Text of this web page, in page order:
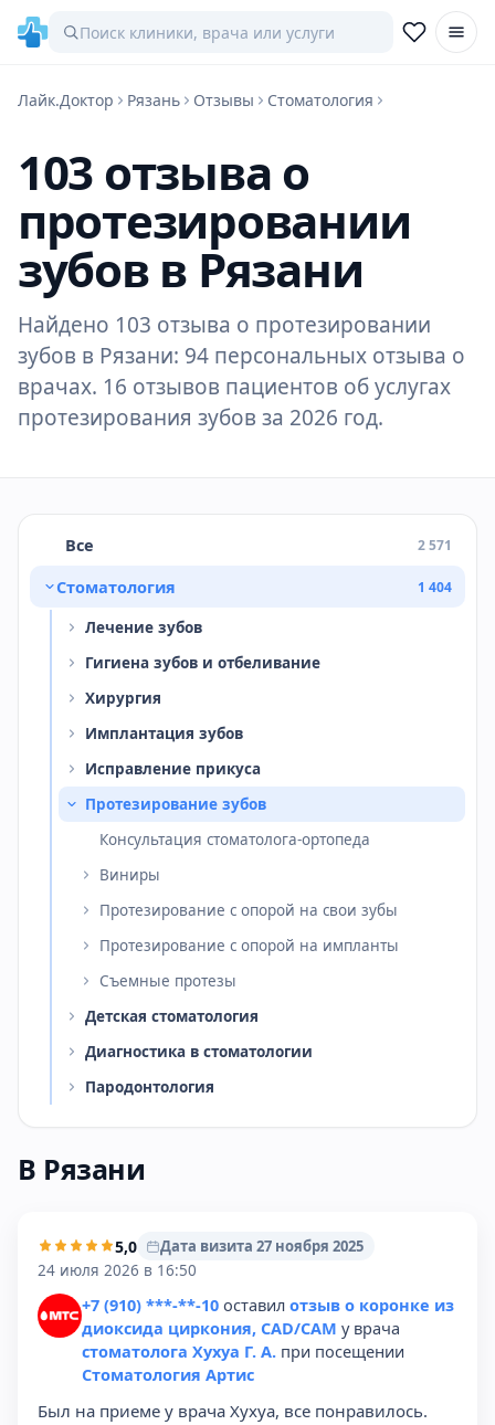
Лайк.Доктор Рязань Отзывы Стоматология
103 отзыва о
протезировании
зубов в Рязани
Найдено 103 отзыва о протезировании
зубов в Рязани: 94 персональных отзыва о
врачах. 16 отзывов пациентов об услугах
протезирования зубов за 2026 год.
Все 2 571
Стоматология 1 404
Лечение зубов
Гигиена зубов и отбеливание
Хирургия
Имплантация зубов
Исправление прикуса
Протезирование зубов
Консультация стоматолога-ортопеда
Виниры
Протезирование с опорой на свои зубы
Протезирование с опорой на импланты
Съемные протезы
Детская стоматология
Диагностика в стоматологии
Пародонтология
В Рязани
5,0
Дата визита 27 ноября 2025
24 июля 2026 в 16:50
+7 (910) ***-**-10 оставил отзыв о коронке из
диоксида циркония, CAD/CAM у врача
стоматолога Хухуа Г. А. при посещении
Стоматология Артис
Был на приеме у врача Хухуа, все понравилось.